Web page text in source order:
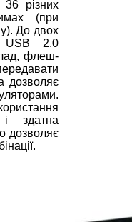
різних
(при
До двох
USB 2.0
флеш-
дозволяє
і здатна
дозволяє